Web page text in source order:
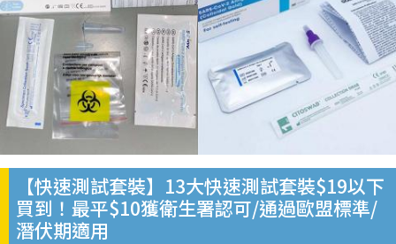
【快速測試套裝】13大快速測試套裝$19以下
買到！最平$10獲衛生署認可/通過歐盟標準/
潛伏期適用